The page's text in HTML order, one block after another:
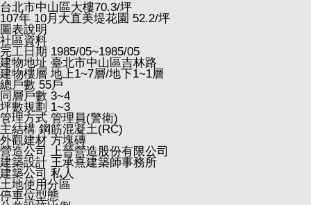
台北市中山區大樓70.3/坪
107年 10月大直美堤花園 52.2/坪
圖表說明
社區資料
完工日期 1985/05~1985/05
建物地址 臺北市中山區吉林路
建物樓層 地上1~7層/地下1~1層
總戶數 55戶
同層戶數 3~4
坪數規劃 1~3
管理方式 管理員(警衛)
主結構 鋼筋混凝土(RC)
外觀建材 方塊磚
營造公司
上晉營造股份有限公司
建築設計 王承熹建築師事務所
建築公司 私人
土地使用分區
停車位型態